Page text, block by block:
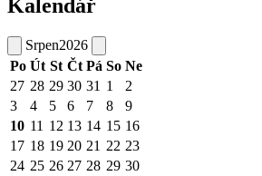
Kalendář
Srpen2026
Po Út St Čt Pá So Ne
27 28 29 30 31 1
2
3
4 5 6 7 8
9
10 11 12 13 14 15 16
17 18 19 20 21 22 23
24 25 26 27 28 29 30